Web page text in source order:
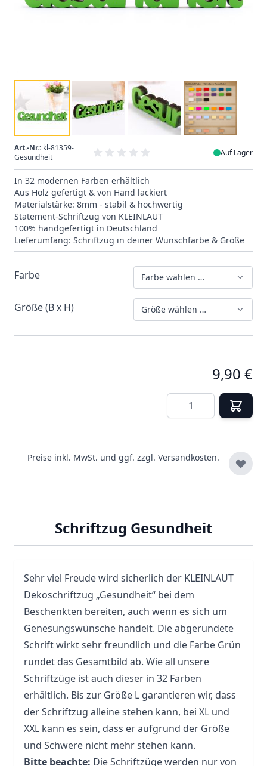
Art.-Nr.: kl-81359-
Gesundheit
Auf Lager
In 32 modernen Farben erhältlich
Aus Holz gefertigt & von Hand lackiert
Materialstärke: 8mm - stabil & hochwertig
Statement-Schriftzug von KLEINLAUT
100% handgefertigt in Deutschland
Lieferumfang: Schriftzug in deiner Wunschfarbe & Größe
Farbe Farbe wählen …
Größe (B x H) Größe wählen …
9,90 €
Menge
Preise inkl. MwSt. und ggf. zzgl. Versandkosten.
Schriftzug Gesundheit
Sehr viel Freude wird sicherlich der KLEINLAUT
Dekoschriftzug „Gesundheit“ bei dem
Beschenkten bereiten, auch wenn es sich um
Genesungswünsche handelt. Die abgerundete
Schrift wirkt sehr freundlich und die Farbe Grün
rundet das Gesamtbild ab. Wie all unsere
Schriftzüge ist auch dieser in 32 Farben
erhältlich. Bis zur Größe L garantieren wir, dass
der Schriftzug alleine stehen kann, bei XL und
XXL kann es sein, dass er aufgrund der Größe
und Schwere nicht mehr stehen kann.
Bitte beachte: Die Schriftzüge werden nur von